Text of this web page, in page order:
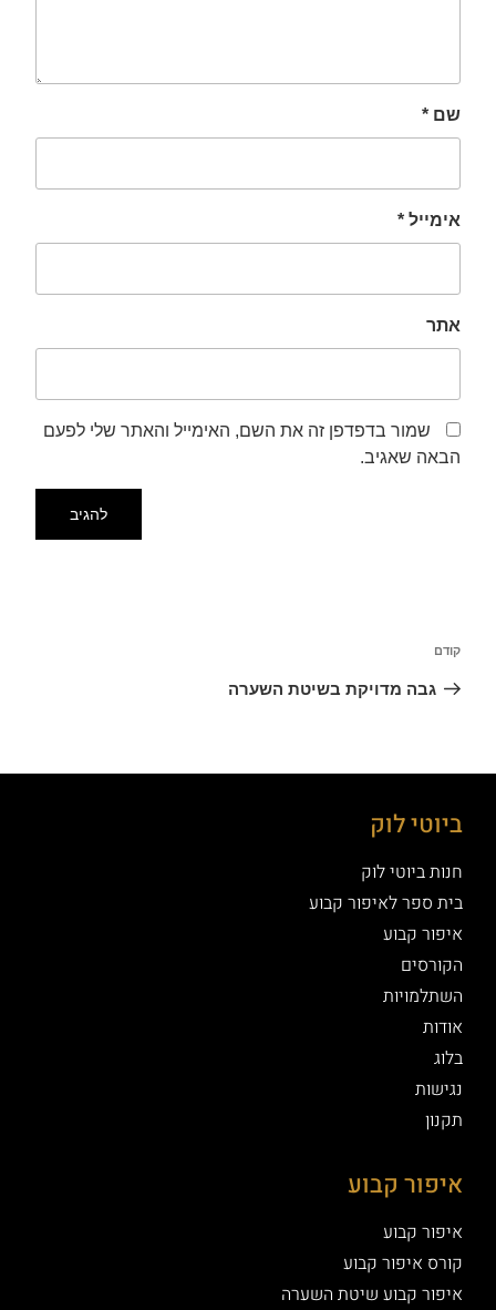
שם *
אימייל *
אתר
שמור בדפדפן זה את השם, האימייל והאתר שלי לפעם
הבאה שאגיב.
קודם
גבה מדויקת בשיטת השערה
ביוטי לוק
חנות ביוטי לוק
בית ספר לאיפור קבוע
איפור קבוע
הקורסים
השתלמויות
אודות
בלוג
נגישות
תקנון
איפור קבוע
איפור קבוע
קורס איפור קבוע
איפור קבוע שיטת השערה